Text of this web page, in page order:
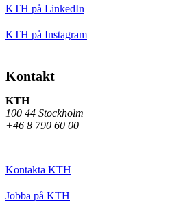
KTH på LinkedIn
KTH på Instagram
Kontakt
KTH
100 44 Stockholm
+46 8 790 60 00
Kontakta KTH
Jobba på KTH